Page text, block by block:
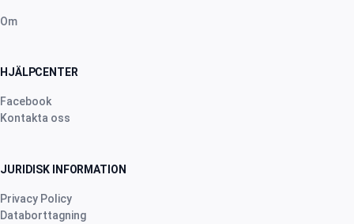
Om
HJÄLPCENTER
Facebook
Kontakta oss
JURIDISK INFORMATION
Privacy Policy
Databorttagning